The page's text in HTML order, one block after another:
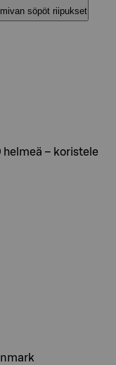
söpöt riipukset
helmeä – koristele